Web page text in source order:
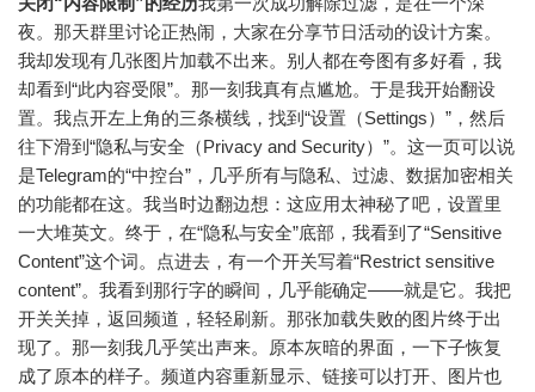
夜。那天群里讨论正热闹，大家在分享节日活动的设计方案。
我却发现有几张图片加载不出来。别人都在夸图有多好看，我
却看到“此内容受限”。那一刻我真有点尴尬。于是我开始翻设
置。我点开左上角的三条横线，找到“设置（Settings）”，然后
往下滑到“隐私与安全（Privacy and Security）”。这一页可以说
是Telegram的“中控台”，几乎所有与隐私、过滤、数据加密相关
的功能都在这。我当时边翻边想：这应用太神秘了吧，设置里
一大堆英文。终于，在“隐私与安全”底部，我看到了“Sensitive
Content”这个词。点进去，有一个开关写着“Restrict sensitive
content”。我看到那行字的瞬间，几乎能确定——就是它。我把
开关关掉，返回频道，轻轻刷新。那张加载失败的图片终于出
现了。那一刻我几乎笑出声来。原本灰暗的界面，一下子恢复
成了原本的样子。频道内容重新显示、链接可以打开、图片也